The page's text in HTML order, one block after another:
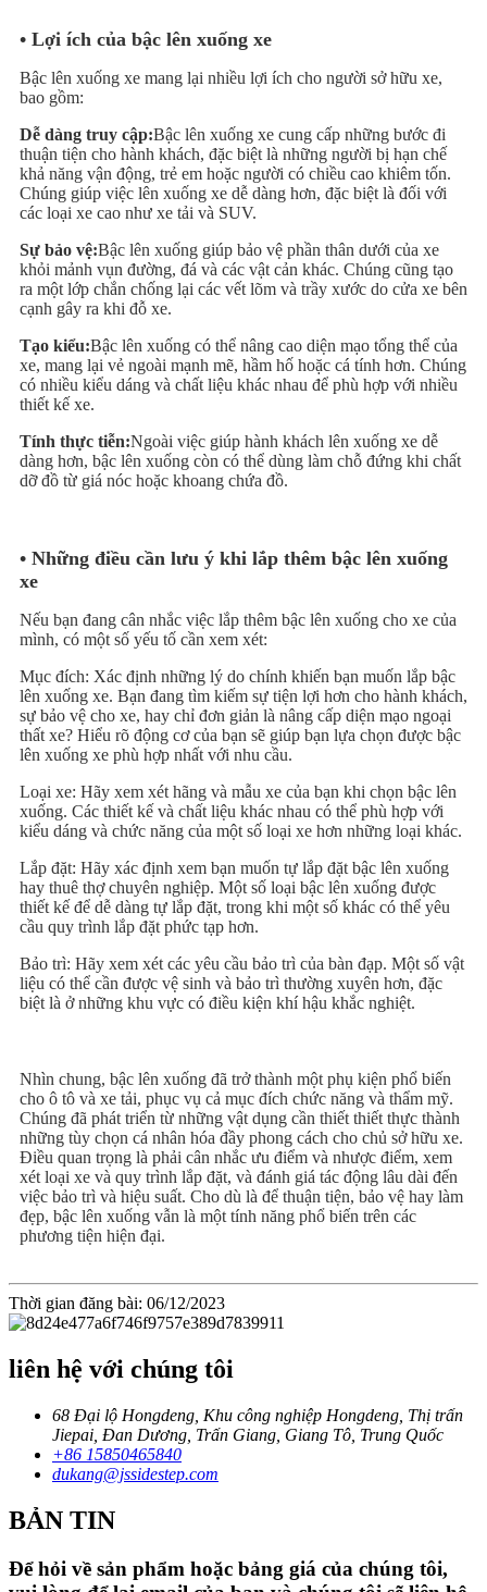
• Lợi ích của bậc lên xuống xe
Bậc lên xuống xe mang lại nhiều lợi ích cho người sở hữu xe,
bao gồm:
Dễ dàng truy cập:Bậc lên xuống xe cung cấp những bước đi
thuận tiện cho hành khách, đặc biệt là những người bị hạn chế
khả năng vận động, trẻ em hoặc người có chiều cao khiêm tốn.
Chúng giúp việc lên xuống xe dễ dàng hơn, đặc biệt là đối với
các loại xe cao như xe tải và SUV.
Sự bảo vệ:Bậc lên xuống giúp bảo vệ phần thân dưới của xe
khỏi mảnh vụn đường, đá và các vật cản khác. Chúng cũng tạo
ra một lớp chắn chống lại các vết lõm và trầy xước do cửa xe bên
cạnh gây ra khi đỗ xe.
Tạo kiểu:Bậc lên xuống có thể nâng cao diện mạo tổng thể của
xe, mang lại vẻ ngoài mạnh mẽ, hầm hố hoặc cá tính hơn. Chúng
có nhiều kiểu dáng và chất liệu khác nhau để phù hợp với nhiều
thiết kế xe.
Tính thực tiễn:Ngoài việc giúp hành khách lên xuống xe dễ
dàng hơn, bậc lên xuống còn có thể dùng làm chỗ đứng khi chất
dỡ đồ từ giá nóc hoặc khoang chứa đồ.
• Những điều cần lưu ý khi lắp thêm bậc lên xuống
xe
Nếu bạn đang cân nhắc việc lắp thêm bậc lên xuống cho xe của
mình, có một số yếu tố cần xem xét:
Mục đích: Xác định những lý do chính khiến bạn muốn lắp bậc
lên xuống xe. Bạn đang tìm kiếm sự tiện lợi hơn cho hành khách,
sự bảo vệ cho xe, hay chỉ đơn giản là nâng cấp diện mạo ngoại
thất xe? Hiểu rõ động cơ của bạn sẽ giúp bạn lựa chọn được bậc
lên xuống xe phù hợp nhất với nhu cầu.
Loại xe: Hãy xem xét hãng và mẫu xe của bạn khi chọn bậc lên
xuống. Các thiết kế và chất liệu khác nhau có thể phù hợp với
kiểu dáng và chức năng của một số loại xe hơn những loại khác.
Lắp đặt: Hãy xác định xem bạn muốn tự lắp đặt bậc lên xuống
hay thuê thợ chuyên nghiệp. Một số loại bậc lên xuống được
thiết kế để dễ dàng tự lắp đặt, trong khi một số khác có thể yêu
cầu quy trình lắp đặt phức tạp hơn.
Bảo trì: Hãy xem xét các yêu cầu bảo trì của bàn đạp. Một số vật
liệu có thể cần được vệ sinh và bảo trì thường xuyên hơn, đặc
biệt là ở những khu vực có điều kiện khí hậu khắc nghiệt.
Nhìn chung, bậc lên xuống đã trở thành một phụ kiện phổ biến
cho ô tô và xe tải, phục vụ cả mục đích chức năng và thẩm mỹ.
Chúng đã phát triển từ những vật dụng cần thiết thiết thực thành
những tùy chọn cá nhân hóa đầy phong cách cho chủ sở hữu xe.
Điều quan trọng là phải cân nhắc ưu điểm và nhược điểm, xem
xét loại xe và quy trình lắp đặt, và đánh giá tác động lâu dài đến
việc bảo trì và hiệu suất. Cho dù là để thuận tiện, bảo vệ hay làm
đẹp, bậc lên xuống vẫn là một tính năng phổ biến trên các
phương tiện hiện đại.
Thời gian đăng bài: 06/12/2023
liên hệ với chúng tôi
68 Đại lộ Hongdeng, Khu công nghiệp Hongdeng, Thị trấn
Jiepai, Đan Dương, Trấn Giang, Giang Tô, Trung Quốc
+86 15850465840
dukang@jssidestep.com
BẢN TIN
Để hỏi về sản phẩm hoặc bảng giá của chúng tôi,